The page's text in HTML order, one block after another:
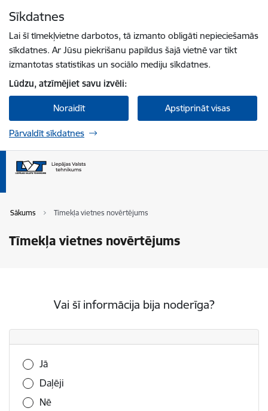
Sīkdatnes
Lai šī tīmekļvietne darbotos, tā izmanto obligāti nepieciešamās
sīkdatnes. Ar Jūsu piekrišanu papildus šajā vietnē var tikt
izmantotas statistikas un sociālo mediju sīkdatnes.
Lūdzu, atzīmējiet savu izvēli:
Noraidīt Apstiprināt visas
Pārvaldīt sīkdatnes
Sākums Tīmekļa vietnes novērtējums
Tīmekļa vietnes novērtējums
Vai šī informācija bija noderīga?
Vai šī informācija bija noderīga?
Jā
Daļēji
Nē